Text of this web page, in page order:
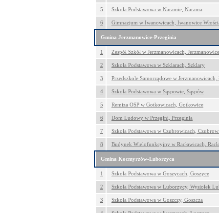
5 Szkoła Podstawowa w Naramie, Narama
6 Gimnazjum w Iwanowicach, Iwanowice
Gmina Jerzmanowice-Przeginia
1 Zespół Szkół w Jerzmanowicach, Jerzmanowice
2 Szkoła Podstawowa w Szklarach, Szklary
3 Przedszkole Samorządowe w Jerzmanowicach,
4 Szkoła Podstawowa w Sąspowie, Sąspów
5 Remiza OSP w Gotkowicach, Gotkowice
6 Dom Ludowy w Przegini, Przeginia
7 Szkoła Podstawowa w Czubrowicach,
8 Budynek Wielofunkcyjny w Racławicach,
Gmina Kocmyrzów-Luborzyca
1 Szkoła Podstawowa w Goszycach, Goszyce
2 Szkoła Podstawowa w Luborzycy, Wysiołek
3 Szkoła Podstawowa w Goszczy, Goszcza